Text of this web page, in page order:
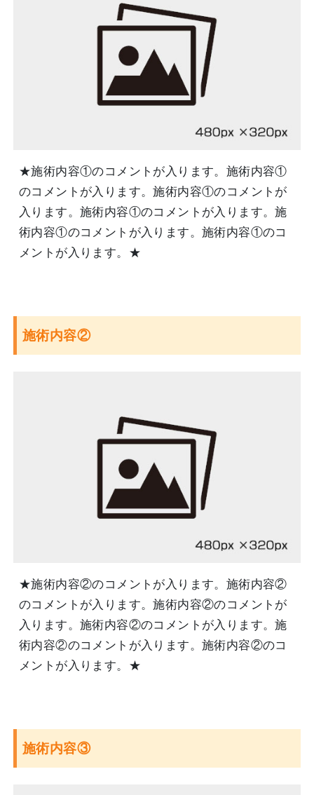
★施術内容①のコメントが入ります。施術内容①
のコメントが入ります。施術内容①のコメントが
入ります。施術内容①のコメントが入ります。施
術内容①のコメントが入ります。施術内容①のコ
メントが入ります。★
施術内容②
★施術内容②のコメントが入ります。施術内容②
のコメントが入ります。施術内容②のコメントが
入ります。施術内容②のコメントが入ります。施
術内容②のコメントが入ります。施術内容②のコ
メントが入ります。★
施術内容③